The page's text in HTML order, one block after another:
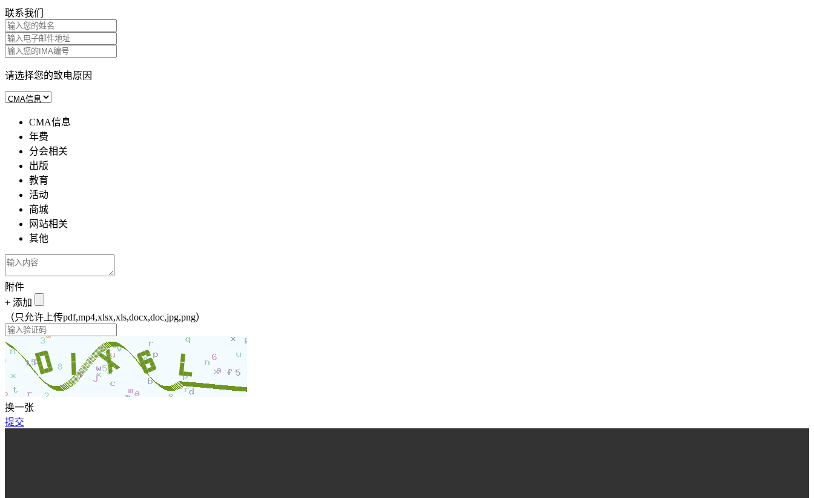
联系我们
请选择您的致电原因
CMA信息
年费
分会相关
出版
教育
活动
商城
网站相关
其他
附件
+ 添加
（只允许上传pdf,mp4,xlsx,xls,docx,doc,jpg,png）
换一张
提交